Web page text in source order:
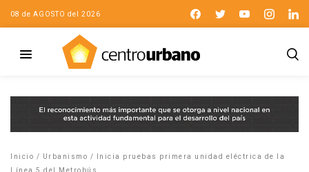
08 de AGOSTO del 2026
Inicio / Urbanismo /
Inicia pruebas primera unidad eléctrica de la
Línea 5 del Metrobús